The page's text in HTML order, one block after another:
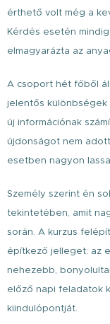
érthető volt még a
Kérdés esetén
elmagyarázta az
A csoport hét főből
jelentős különbségek
új információnak
újdonságot nem
esetben nagyon
Személy szerint én
tekintetében, amit
során. A kurzus
építkező jelleget: az
nehezebb,
előző napi feladatok
kiindulópontját.